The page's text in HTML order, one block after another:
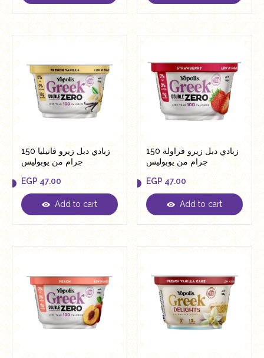
زبادي دبل زيرو فانيليا 150
جرام من يوبوليس
EGP 47.00
EGP 47.00
Add to cart
زبادي دبل زيرو فراولة 150
جرام من يوبوليس
EGP 47.00
EGP 47.00
Add to cart